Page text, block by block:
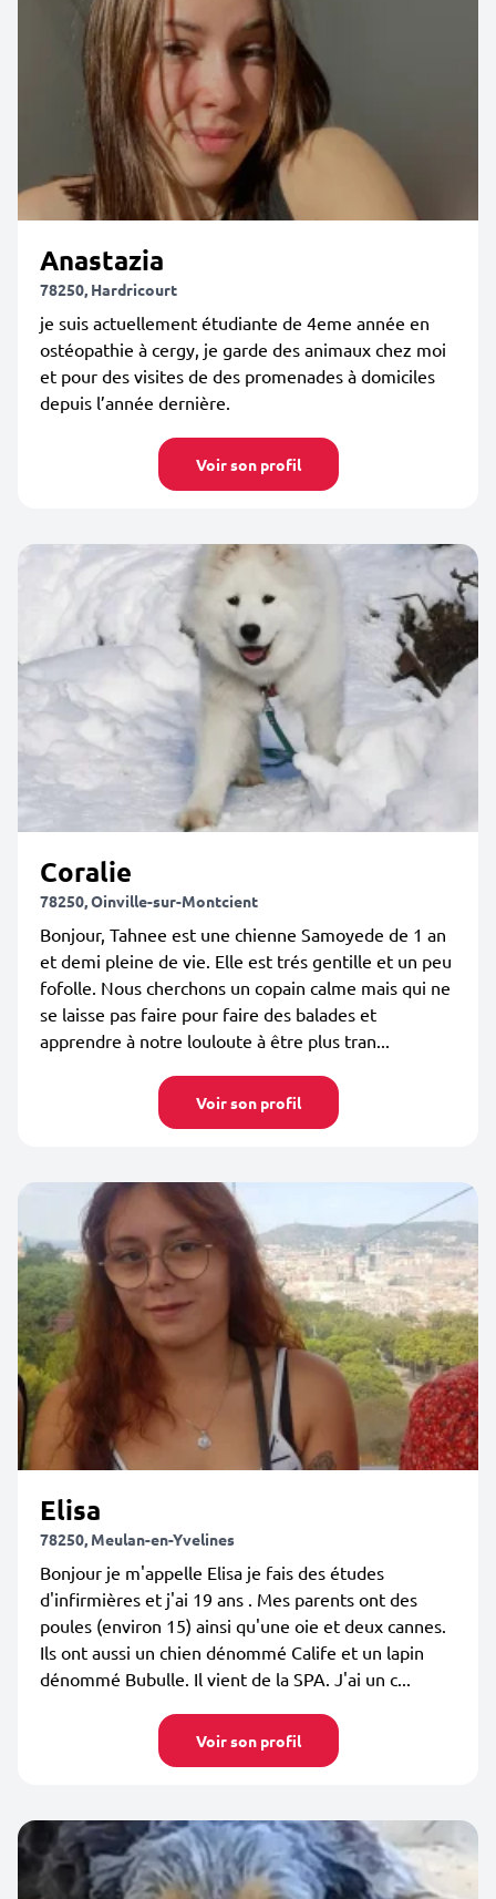
Anastazia
78250, Hardricourt
je suis actuellement étudiante de 4eme année en
ostéopathie à cergy, je garde des animaux chez moi
et pour des visites de des promenades à domiciles
depuis l’année dernière.
Voir son profil
Coralie
78250, Oinville-sur-Montcient
Bonjour, Tahnee est une chienne Samoyede de 1 an
et demi pleine de vie. Elle est trés gentille et un peu
fofolle. Nous cherchons un copain calme mais qui ne
se laisse pas faire pour faire des balades et
apprendre à notre louloute à être plus tran...
Voir son profil
Elisa
78250, Meulan-en-Yvelines
Bonjour je m'appelle Elisa je fais des études
d'infirmières et j'ai 19 ans . Mes parents ont des
poules (environ 15) ainsi qu'une oie et deux cannes.
Ils ont aussi un chien dénommé Calife et un lapin
dénommé Bubulle. Il vient de la SPA. J'ai un c...
Voir son profil